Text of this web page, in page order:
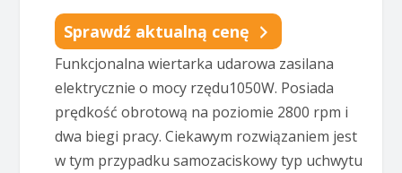
Sprawdź aktualną cenę
Funkcjonalna wiertarka udarowa zasilana
elektrycznie o mocy rzędu1050W. Posiada
prędkość obrotową na poziomie 2800 rpm i
dwa biegi pracy. Ciekawym rozwiązaniem jest
w tym przypadku samozaciskowy typ uchwytu